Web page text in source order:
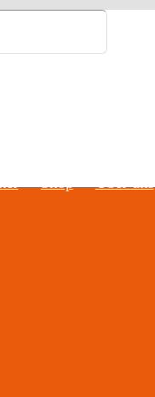
Shop Über uns